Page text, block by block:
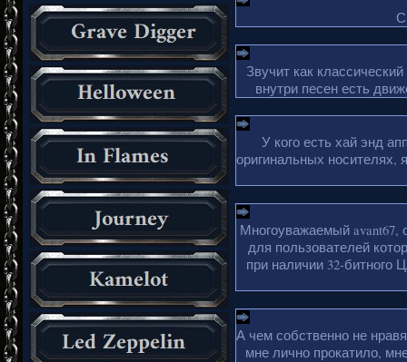
Звучит как
внутри песен есть
У кого есть хай энд
оригинальных
Многоуважаемый
для пользователей
при наличии 32-битного
А чем собственно не
мне лично прокатило,